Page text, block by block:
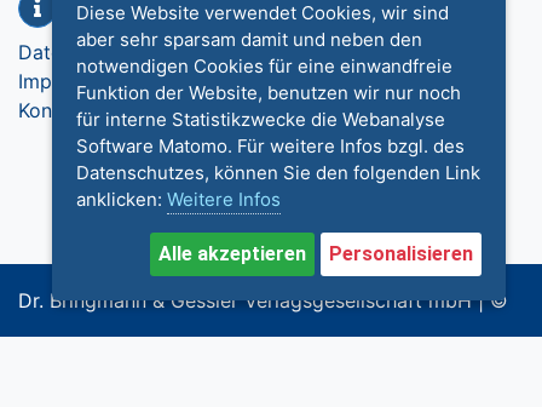
Info
Datenschutz
Impressum
Kontakt
Dr. Bringmann & Gessler Verlagsgesellschaft mbH | ©
Diese Website verwendet Cookies, wir sind
aber sehr sparsam damit und neben den
notwendigen Cookies für eine einwandfreie
Funktion der Website, benutzen wir nur noch
für interne Statistikzwecke die Webanalyse
Software Matomo. Für weitere Infos bzgl. des
Datenschutzes, können Sie den folgenden Link
anklicken: Weitere Infos
Alle akzeptieren Personalisieren